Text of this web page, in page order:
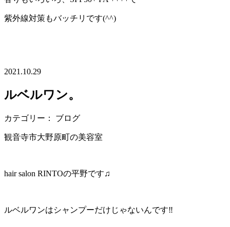
紫外線対策もバッチリです(^^)
2021.10.29
ルベルワン。
カテゴリー： ブログ
観音寺市大野原町の美容室
hair salon RINTOの平野です♫
ルベルワンはシャンプーだけじゃないんです‼︎